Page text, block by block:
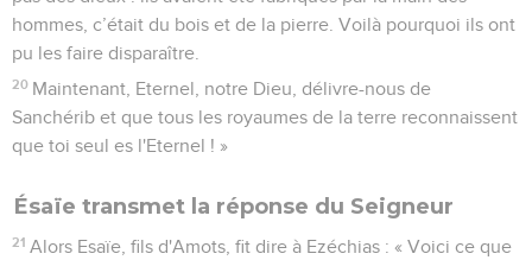
hommes, c’était du bois et de la pierre. Voilà pourquoi ils ont
pu les faire disparaître.
20 Maintenant, Eternel, notre Dieu, délivre-nous de
Sanchérib et que tous les royaumes de la terre reconnaissent
que toi seul es l'Eternel ! »
Ésaïe transmet la réponse du Seigneur
21 Alors Esaïe, fils d'Amots, fit dire à Ezéchias : « Voici ce que